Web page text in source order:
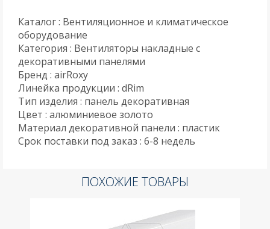
Каталог : Вентиляционное и климатическое
оборудование
Категория : Вентиляторы накладные с
декоративными панелями
Бренд : airRoxy
Линейка продукции : dRim
Тип изделия : панель декоративная
Цвет : алюминиевое золото
Материал декоративной панели : пластик
Срок поставки под заказ : 6-8 недель
ПОХОЖИЕ ТОВАРЫ